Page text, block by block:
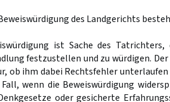
des Landgerichts
ist Sache des
festzustellen und zu würdigen.
ob ihm dabei Rechtsfehler
wenn die Beweiswürdigung
oder gesicherte